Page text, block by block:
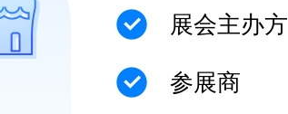
展会主办方
参展商